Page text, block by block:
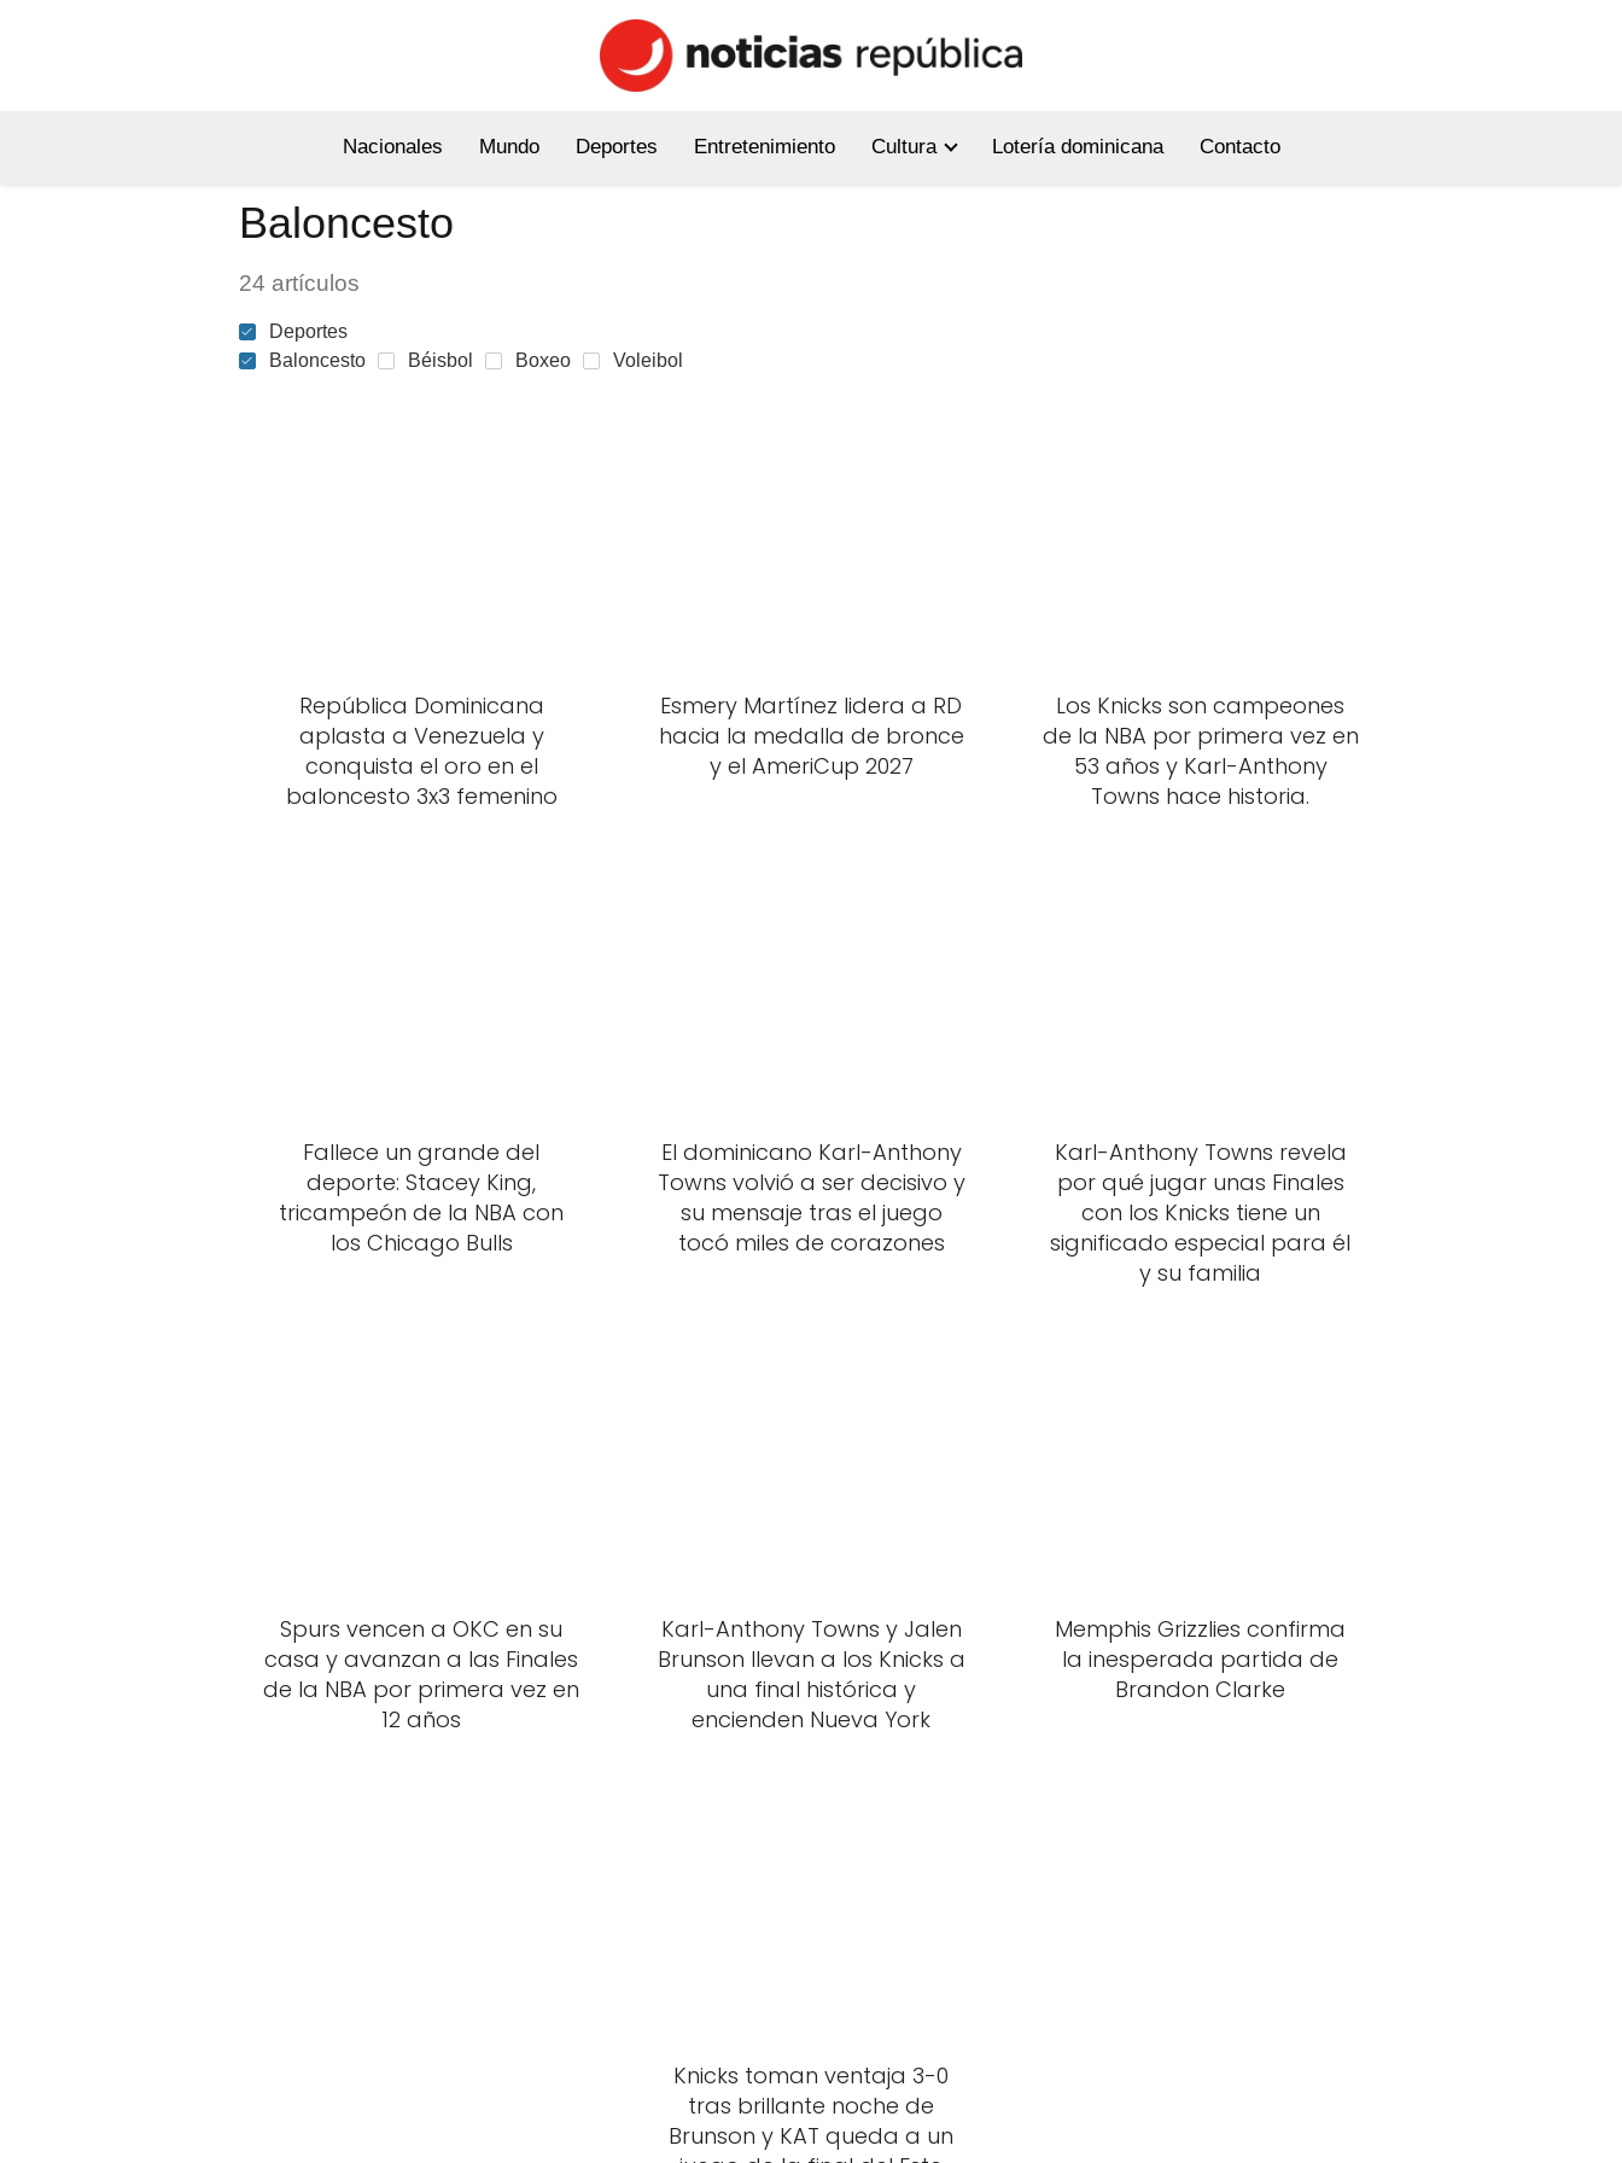
Nacionales Mundo Deportes Entretenimiento Cultura Lotería dominicana Contacto
Baloncesto
24 artículos
Deportes
Baloncesto
Béisbol Boxeo Voleibol
República Dominicana
aplasta a Venezuela y
conquista el oro en el
baloncesto 3x3 femenino
Esmery Martínez lidera a RD
hacia la medalla de bronce
y el AmeriCup 2027
Los Knicks son campeones
de la NBA por primera vez en
53 años y Karl-Anthony
Towns hace historia.
Fallece un grande del
deporte: Stacey King,
tricampeón de la NBA con
los Chicago Bulls
El dominicano Karl-Anthony
Towns volvió a ser decisivo y
su mensaje tras el juego
tocó miles de corazones
Karl-Anthony Towns revela
por qué jugar unas Finales
con los Knicks tiene un
significado especial para él
y su familia
Spurs vencen a OKC en su
casa y avanzan a las Finales
de la NBA por primera vez en
12 años
Karl-Anthony Towns y Jalen
Brunson llevan a los Knicks a
una final histórica y
encienden Nueva York
Memphis Grizzlies confirma
la inesperada partida de
Brandon Clarke
Knicks toman ventaja 3-0
tras brillante noche de
Brunson y KAT queda a un